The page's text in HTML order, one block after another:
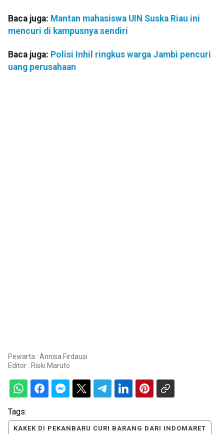
Baca juga: Mantan mahasiswa UIN Suska Riau ini
mencuri di kampusnya sendiri
Baca juga: Polisi Inhil ringkus warga Jambi pencuri
uang perusahaan
Pewarta : Annisa Firdausi
Editor : Riski Maruto
Tags:
KAKEK DI PEKANBARU CURI BARANG DARI INDOMARET